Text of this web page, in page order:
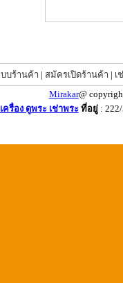
บบร้านค้า | สมัครเปิดร้านค้า | เ
Mirakar@
ครื่อง ดูพระ เช่าพระ ที่อยู่ :